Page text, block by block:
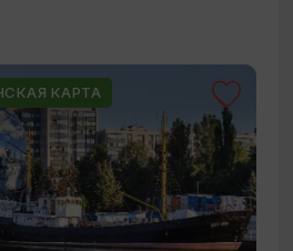
КАРТА